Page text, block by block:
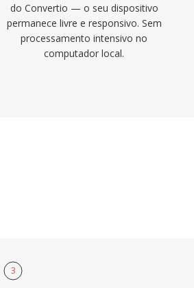
do Convertio — o seu dispositivo
permanece livre e responsivo. Sem
processamento intensivo no
computador local.
3